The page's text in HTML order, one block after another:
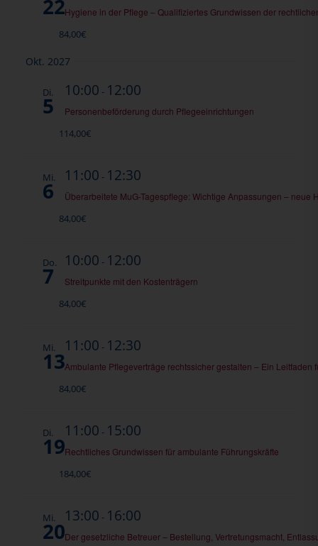
22Hygiene in der Pflege – Qualifiziertes Grundwissen der
84,00€
Okt. 2027
Di.
5
10:00 - 12:00
Personenbeförderung durch Pflegeeinrichtungen
114,00€
Mi.
6
11:00 - 12:30
Überarbeitete MuG-Tagespflege: Wichtige Anpassungen – neue
84,00€
Do.
7
10:00 - 12:00
Streitpunkte mit den Kostenträgern
84,00€
Mi.
13
11:00 - 12:30
Ambulante Pflegeverträge rechtssicher gestalten – Ein Leitfaden
84,00€
Di.
19
11:00 - 15:00
Rechtliches Grundwissen für ambulante Führungskräfte
184,00€
Mi.
20
13:00 - 16:00
Der gesetzliche Betreuer – Bestellung, Vertretungsmacht,